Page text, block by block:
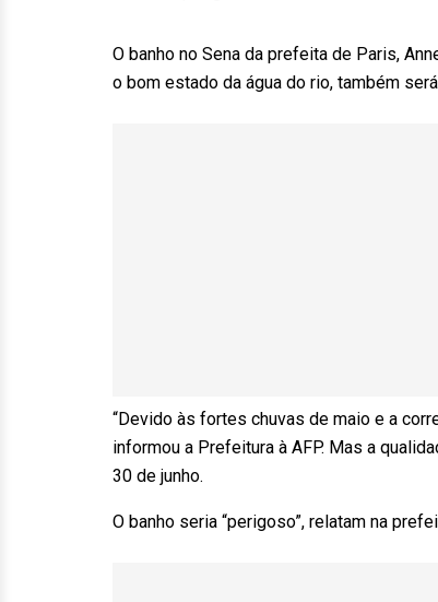
O banho no Sena da prefeita de Paris,
o bom estado da água do rio, também
“Devido às fortes chuvas de maio e a
informou a Prefeitura à AFP. Mas a
30 de junho.
O banho seria “perigoso”, relatam na